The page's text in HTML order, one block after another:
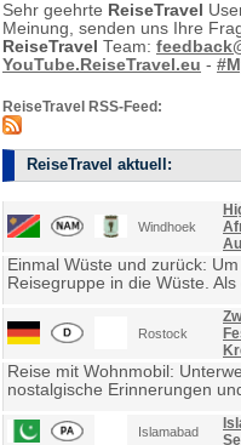
Sehr geehrte ReiseTravel
Meinung, senden uns Ihre
ReiseTravel Team:
YouTube.ReiseTravel.eu -
ReiseTravel RSS-Feed:
ReiseTravel aktuell:
Windhoek
Einmal Wüste und zurück:
Reisegruppe in die Wüste.
Rostock
Reise mit Wohnmobil:
nostalgische Erinnerungen
Islamabad